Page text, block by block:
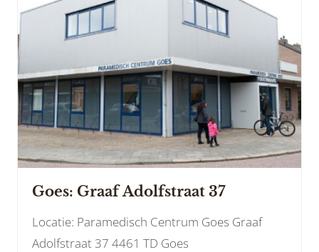
Goes: Graaf Adolfstraat 37
Locatie: Paramedisch Centrum Goes Graaf
Adolfstraat 37 4461 TD Goes